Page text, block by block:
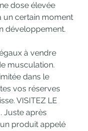
dose élevée
certain moment
développement.
musculation.
dans le
vos réserves
VISITEZ LE
Juste après
produit appelé